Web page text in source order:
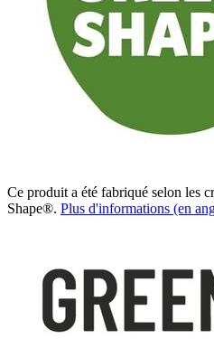
Ce produit a été fabriqué selon les
Shape®. Plus d'informations (en